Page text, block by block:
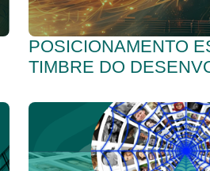
POSICIONAMENTO
TIMBRE DO